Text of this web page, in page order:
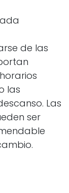
de las
las
Las
ser